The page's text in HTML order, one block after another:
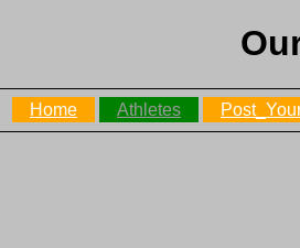
Home Athletes